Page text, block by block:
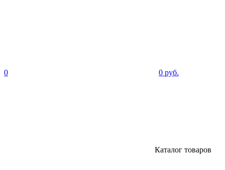
0 0 руб.
Каталог товаров